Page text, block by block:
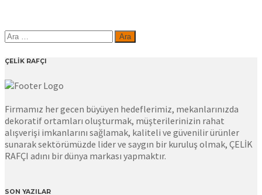
Arama:
ÇELİK RAFÇI
Firmamız her gecen büyüyen hedeflerimiz, mekanlarınızda
dekoratif ortamları oluşturmak, müşterilerinizin rahat
alışverişi imkanlarını sağlamak, kaliteli ve güvenilir ürünler
sunarak sektörümüzde lider ve saygın bir kuruluş olmak, ÇELİK
RAFÇI adını bir dünya markası yapmaktır.
SON YAZILAR